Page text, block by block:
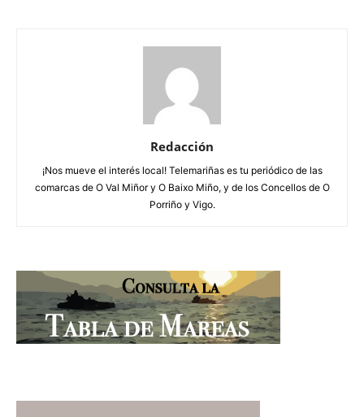
Redacción
¡Nos mueve el interés local! Telemariñas es tu periódico de las
comarcas de O Val Miñor y O Baixo Miño, y de los Concellos de O
Porriño y Vigo.